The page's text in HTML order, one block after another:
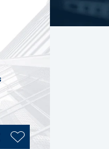
Ajouter aux favoris